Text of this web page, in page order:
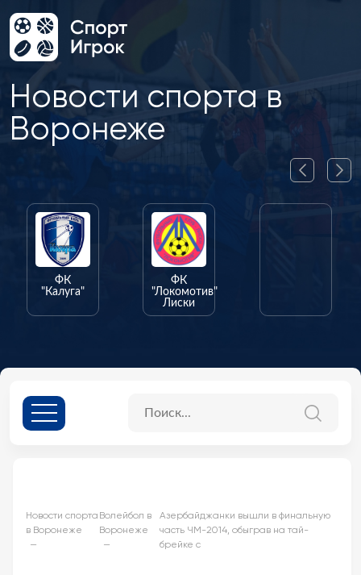
Новости спорта в
Воронеже
"Калуга"
ФК
"Локомотив"
Лиски
Новости спорта
в Воронеже
Волейбол в
Воронеже
Азербайджанки вышли в финальную
часть ЧМ-2014, обыграв на тай-
брейке с